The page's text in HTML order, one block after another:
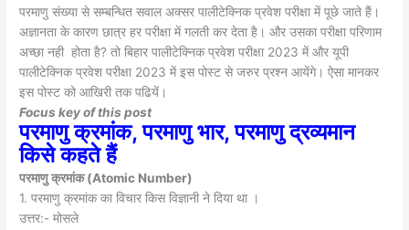
परमाणु संख्या से सम्बन्धित सवाल अक्सर पालीटेक्निक प्रवेश परीक्षा में पूछे जाते हैं।
अज्ञानता के कारण छात्र हर परीक्षा में गलती कर देता है। और उसका परीक्षा परिणाम
अच्छा नही होता है? तो बिहार पालीटेक्निक प्रवेश परीक्षा 2023 में और यूपी
पालीटेक्निक प्रवेश परीक्षा 2023 में इस पोस्ट से जरुर प्रश्न आयेंगे। ऐसा मानकर
इस पोस्ट को आखिरी तक पढियें।
Focus key of this post
परमाणु क्रमांक, परमाणु भार, परमाणु द्रव्यमान
किसे कहते हैं
परमाणु क्रमांक (Atomic Number)
1. परमाणु क्रमांक का विचार किस विज्ञानी ने दिया था ।
उत्तर:- मोसले